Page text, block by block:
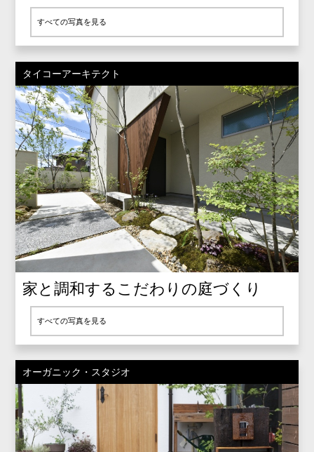
すべての写真を見る
タイコーアーキテクト
家と調和するこだわりの庭づくり
すべての写真を見る
オーガニック・スタジオ